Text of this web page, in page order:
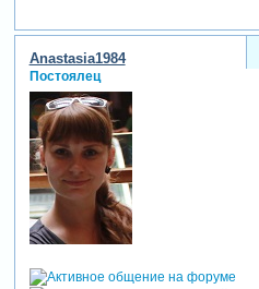
Anastasia1984
Постоялец